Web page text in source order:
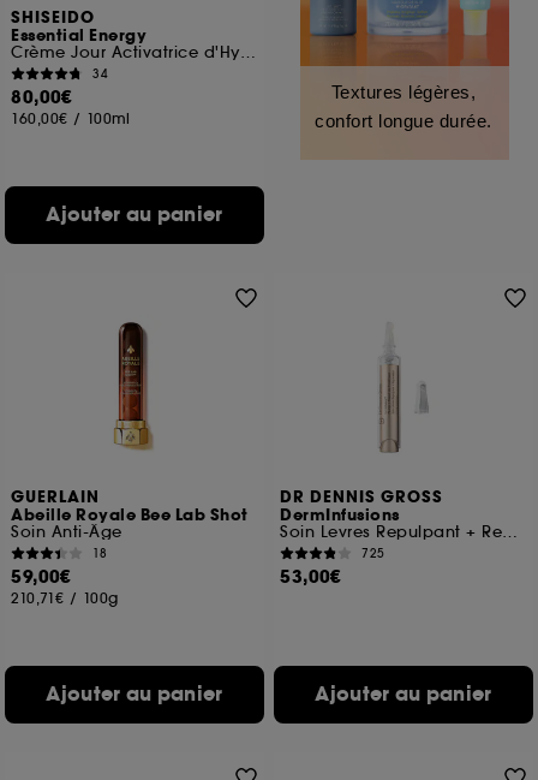
SHISEIDO
Essential Energy
Crème Jour Activatrice d'Hydratation SPF20
34
80,00€
160,00€ / 100ml
Ajouter au panier
Textures légères,
confort longue durée.
GUERLAIN
Abeille Royale Bee Lab Shot
Soin Anti-Âge
18
59,00€
210,71€ / 100g
Ajouter au panier
DR DENNIS GROSS
DermInfusions
Soin Levres Repulpant + Repareteur
725
53,00€
Ajouter au panier